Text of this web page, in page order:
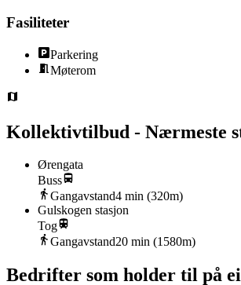
Fasiliteter
Parkering
Møterom
Kollektivtilbud - Nærmeste
Ørengata
Buss
Gangavstand4 min (320m)
Gulskogen stasjon
Tog
Gangavstand20 min (1580m)
Bedrifter som holder til på